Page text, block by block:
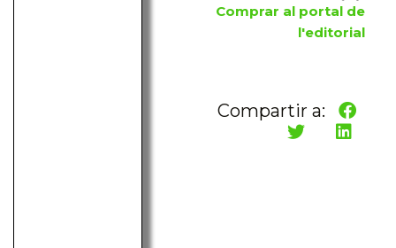
Comprar al portal de
l'editorial
Compartir a: